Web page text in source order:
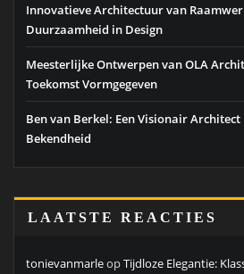
Innovatieve Architectuur van
Duurzaamheid in Design
Meesterlijke Ontwerpen van OLA
Toekomst Vormgegeven
Ben van Berkel: Een Visionair
Bekendheid
LAATSTE REACTIES
tonievanmarleopTijdloze Elegantie: